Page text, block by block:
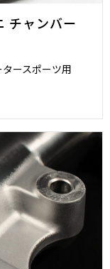
チャンバー
タースポーツ用